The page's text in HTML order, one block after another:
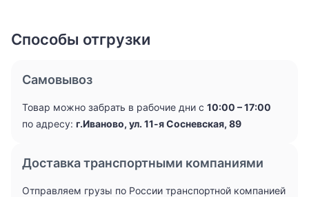
Способы отгрузки
Самовывоз
Товар можно забрать в рабочие дни с 10:00 – 17:00
по адресу: г.Иваново, ул. 11-я Сосневская, 89
Доставка транспортными компаниями
Отправляем грузы по России транспортной компанией